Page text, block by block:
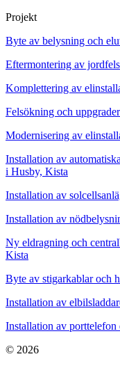
Projekt
Byte av belysning och
Eftermontering av
Komplettering av
Felsökning och
Modernisering av
Installation av
i Husby, Kista
Installation av
Installation av
Ny eldragning och
Kista
Byte av stigarkablar och
Installation av
Installation av porttelefon
© 2026